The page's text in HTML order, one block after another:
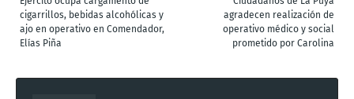
agradecen realización de
operativo médico y social
prometido por Carolina
cigarrillos, bebidas alcohólicas y
ajo en operativo en Comendador,
Elías Piña